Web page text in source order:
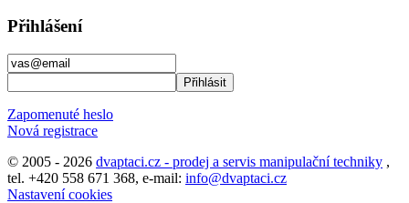
Přihlášení
Zapomenuté heslo
Nová registrace
© 2005 - 2026 dvaptaci.cz - prodej a servis manipulační techniky ,
tel. +420 558 671 368, e-mail: info@dvaptaci.cz
Nastavení cookies